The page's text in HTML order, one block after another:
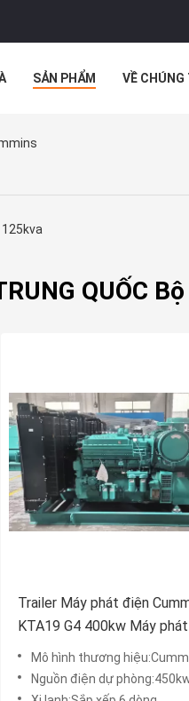
SẢN PHẨM VỀ CHÚNG
QUỐC
Trailer Máy phát điện
KTA19 G4 400kw Máy
diesel Prime
Mô hình thương hiệu:Cummins
Nguồn điện dự